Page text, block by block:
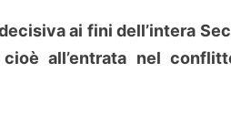
ai fini dell’intera
all’entrata nel